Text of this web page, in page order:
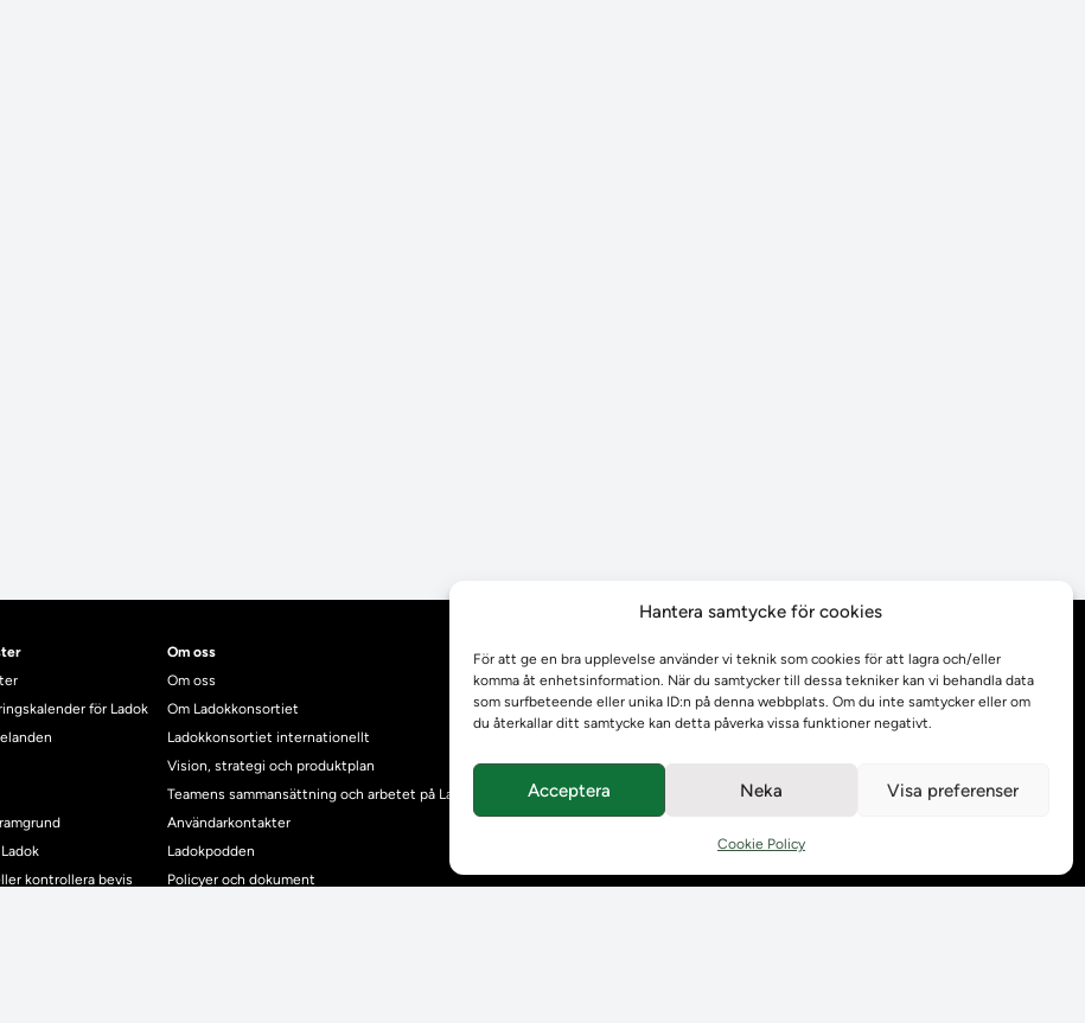
Hantera samtycke för cookies
För att ge en bra upplevelse använder vi teknik som cookies för att lagra och/eller
komma åt enhetsinformation. När du samtycker till dessa tekniker kan vi behandla data
som surfbeteende eller unika ID:n på denna webbplats. Om du inte samtycker eller om
du återkallar ditt samtycke kan detta påverka vissa funktioner negativt.
Acceptera Neka Visa preferenser
Cookie Policy
för Ladok
kontrollera bevis
Om oss
Om oss
Om Ladokkonsortiet
Ladokkonsortiet internationellt
Vision, strategi och produktplan
Teamens sammansättning och arbetet på Ladokkonsortiet
Användarkontakter
Ladokpodden
Policyer och dokument
Behandling av
personuppgifter
Prenumerera på våra